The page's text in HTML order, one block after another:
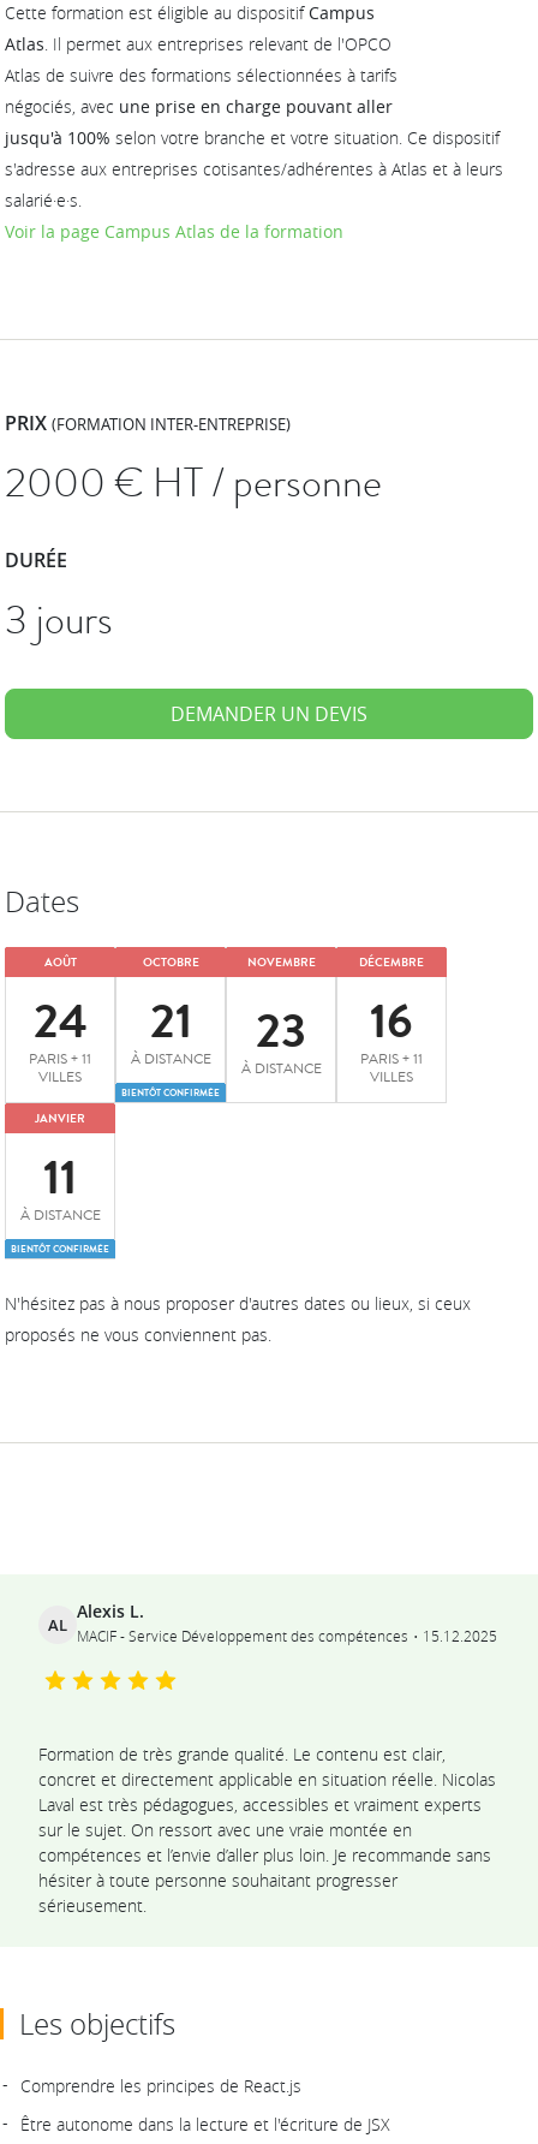
Cette formation est éligible au dispositifCampus
Atlas. Il permet aux entreprises relevant de l'OPCO
Atlas de suivre des formations sélectionnées à tarifs
négociés, avec une prise en charge pouvant aller
jusqu'à 100% selon votre branche et votre situation. Ce dispositif
s'adresse aux entreprises cotisantes/adhérentes à Atlas et à leurs
salarié·e·s.
Voir la page Campus Atlas de la formation
PRIX(FORMATION INTER-ENTREPRISE)
2000€ HT / personne
DURÉE
3 jours
DEMANDER UN DEVIS
Dates
AOÛT
24
PARIS + 11
VILLES
OCTOBRE
21
À DISTANCE
BIENTÔT CONFIRMÉE
NOVEMBRE
23
À DISTANCE
DÉCEMBRE
16
PARIS + 11
VILLES
JANVIER
11
À DISTANCE
BIENTÔT CONFIRMÉE
N'hésitez pas à nous proposer d'autres dates ou lieux, si ceux
proposés ne vous conviennent pas.
AL
Alexis L.
MACIF - Service Développement des compétences 15.12.2025
Formation de très grande qualité. Le contenu est clair,
concret et directement applicable en situation réelle. Nicolas
Laval est très pédagogues, accessibles et vraiment experts
sur le sujet. On ressort avec une vraie montée en
compétences et l’envie d’aller plus loin. Je recommande sans
hésiter à toute personne souhaitant progresser
sérieusement.
Les objectifs
Comprendre les principes de React.js
Être autonome dans la lecture et l'écriture de JSX